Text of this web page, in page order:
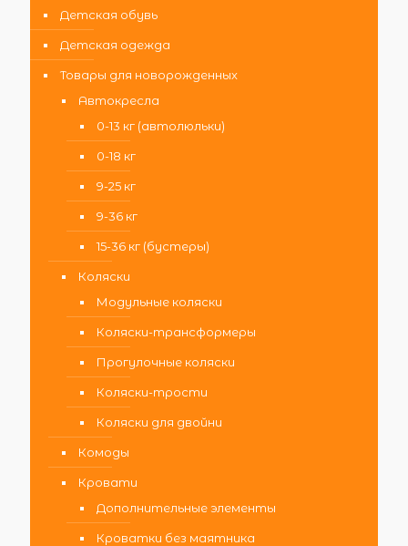
Детская обувь
Детская одежда
Товары для новорожденных
Автокресла
0-13 кг (автолюльки)
0-18 кг
9-25 кг
9-36 кг
15-36 кг (бустеры)
Коляски
Модульные коляски
Коляски-трансформеры
Прогулочные коляски
Коляски-трости
Коляски для двойни
Комоды
Кровати
Дополнительные элементы
Кроватки без маятника